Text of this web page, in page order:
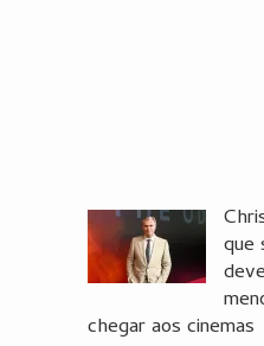
que
chegar aos cinemas